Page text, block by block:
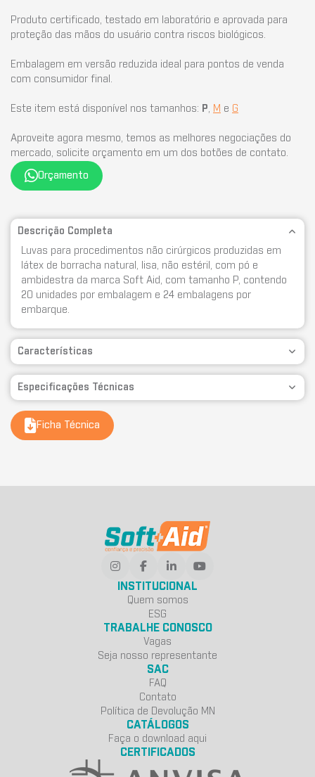
Produto certificado, testado em laboratório e aprovada para
proteção das mãos do usuário contra riscos biológicos.
Embalagem em versão reduzida ideal para pontos de venda
com consumidor final.
Este item está disponível nos tamanhos: P, M e G
Aproveite agora mesmo, temos as melhores negociações do
mercado, solicite orçamento em um dos botões de contato.
Orçamento
Descrição Completa
Luvas para procedimentos não cirúrgicos produzidas em
látex de borracha natural, lisa, não estéril, com pó e
ambidestra da marca Soft Aid, com tamanho P, contendo
20 unidades por embalagem e 24 embalagens por
embarque.
Características
Especificações Técnicas
Ficha Técnica
INSTITUCIONAL
Quem somos
ESG
TRABALHE CONOSCO
Vagas
Seja nosso representante
SAC
FAQ
Contato
Política de Devolução MN
CATÁLOGOS
Faça o download aqui
CERTIFICADOS